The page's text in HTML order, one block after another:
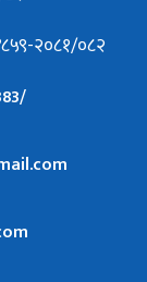
२०८१/०८२